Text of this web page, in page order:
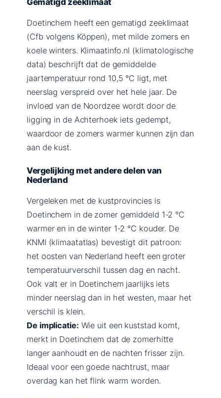
Doetinchem heeft een gematigd zeeklimaat
(Cfb volgens Köppen), met milde zomers en
koele winters. Klimaatinfo.nl (klimatologische
data) beschrijft dat de gemiddelde
jaartemperatuur rond 10,5 °C ligt, met
neerslag verspreid over het hele jaar. De
invloed van de Noordzee wordt door de
ligging in de Achterhoek iets gedempt,
waardoor de zomers warmer kunnen zijn dan
aan de kust.
Vergelijking met andere delen van
Nederland
Vergeleken met de kustprovincies is
Doetinchem in de zomer gemiddeld 1-2 °C
warmer en in de winter 1-2 °C kouder. De
KNMI (klimaatatlas) bevestigt dit patroon:
het oosten van Nederland heeft een groter
temperatuurverschil tussen dag en nacht.
Ook valt er in Doetinchem jaarlijks iets
minder neerslag dan in het westen, maar het
verschil is klein.
De implicatie: Wie uit een kuststad komt,
merkt in Doetinchem dat de zomerhitte
langer aanhoudt en de nachten frisser zijn.
Ideaal voor een goede nachtrust, maar
overdag kan het flink warm worden.